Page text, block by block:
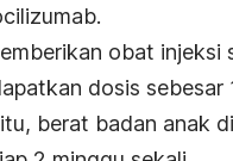
.
obat
dosis
berat badan anak